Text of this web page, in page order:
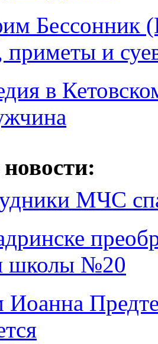
Бессонник
и
в
МЧС
школы №20